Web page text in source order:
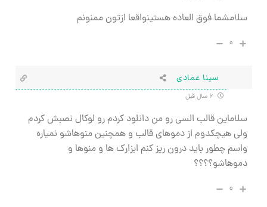
سلامشما فوق العاده هستینواقعا ازتون ممنونم
۰
سینا عمادی
سلاماین قالب السی رو من دانلود کردم رو لوکال نصبش کردم
ولی هیچکدوم از دموهای قالب و همچنین منوهاشو نمیاره
واسم چطور باید درون ریز کنم ابزارک ها و منوها و
دموهاشو؟؟؟؟
۰